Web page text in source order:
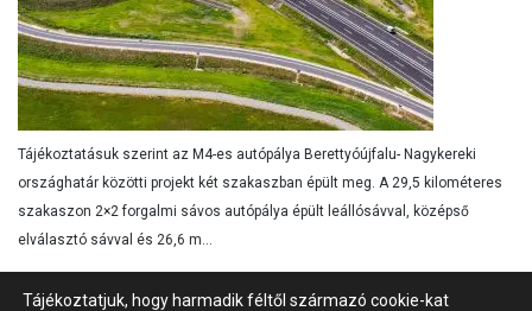
Tájékoztatásuk szerint az M4-es autópálya Berettyóújfalu- Nagykereki
országhatár közötti projekt két szakaszban épült meg. A 29,5 kilométeres
szakaszon 2×2 forgalmi sávos autópálya épült leállósávval, középső
elválasztó sávval és 26,6 m...
Tájékoztatjuk, hogy harmadik féltől származó cookie-kat